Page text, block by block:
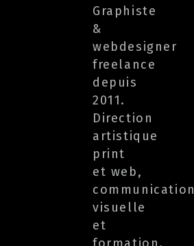
Graphiste
&
webdesigner
freelance
depuis
2011.
Direction
artistique
print
et web,
communication
visuelle
et